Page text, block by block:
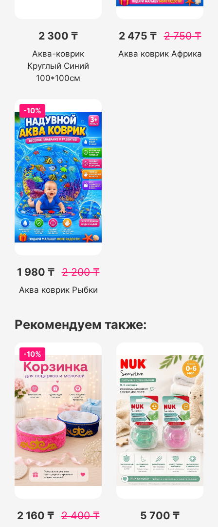
2 300 ₸
Аква-коврик
Круглый Синий
100*100см
2 475 ₸ 2 750₸
Аква коврик Африка
-10%
1 980 ₸ 2 200₸
Аква коврик Рыбки
Рекомендуем также:
-10%
2 160 ₸ 2 400₸ 5 700 ₸